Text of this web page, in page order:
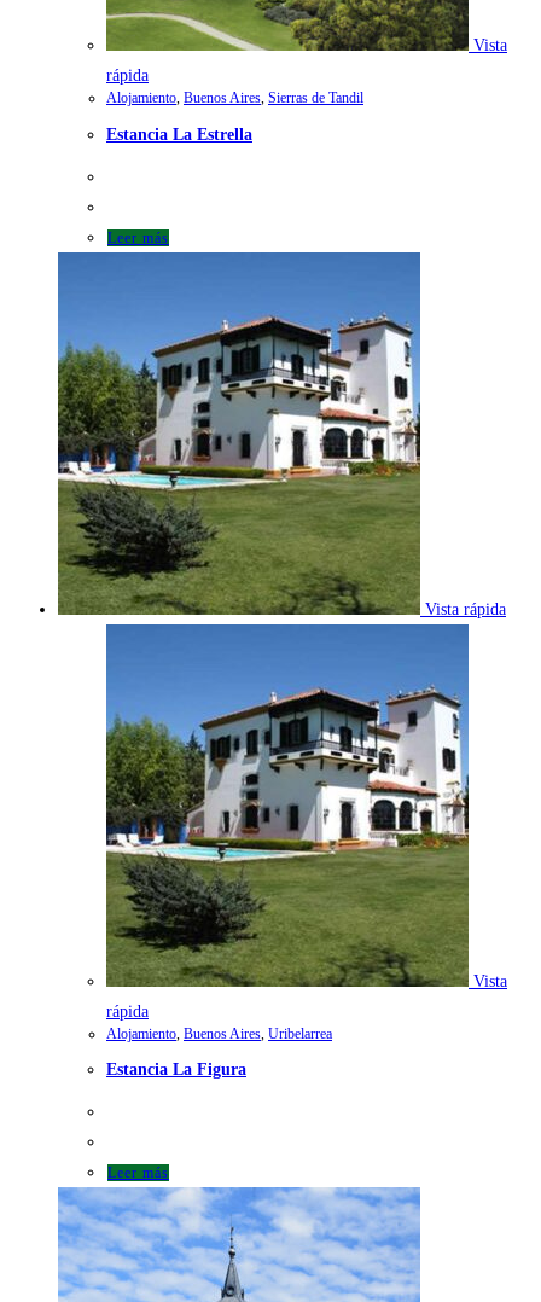
Vista
rápida
Alojamiento, Buenos Aires, Sierras de Tandil
Estancia La Estrella
Leer más
Vista rápida
Vista
rápida
Alojamiento Buenos Aires Uribelarrea
Estancia La Figura
Leer más